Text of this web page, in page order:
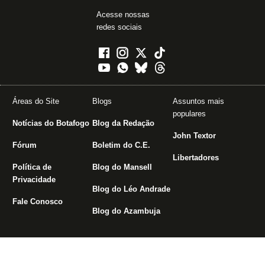
Acesse nossas
redes sociais
Áreas do Site
Notícias do Botafogo
Fórum
Política de
Privacidade
Fale Conosco
Blogs
Blog da Redação
Boletim do C.E.
Blog do Mansell
Blog do Léo Andrade
Blog do Azambuja
Assuntos mais
populares
John Textor
Libertadores